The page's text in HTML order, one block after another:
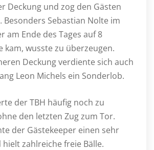
Deckung und zog den Gästen
Besonders Sebastian Nolte im
am Ende des Tages auf 8
kam, wusste zu überzeugen.
Deckung verdiente sich auch
Leon Michels ein Sonderlob.
der TBH häufig noch zu
den letzten Zug zum Tor.
der Gästekeeper einen sehr
hielt zahlreiche freie Bälle.